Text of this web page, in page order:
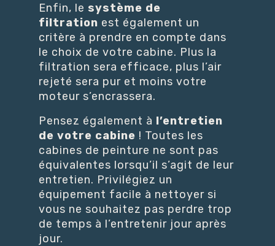
Enfin, le système de
filtration est également un
critère à prendre en compte dans
le choix de votre cabine. Plus la
filtration sera efficace, plus l’air
rejeté sera pur et moins votre
moteur s’encrassera.
Pensez également à l’entretien
de votre cabine ! Toutes les
cabines de peinture ne sont pas
équivalentes lorsqu’il s’agit de leur
entretien. Privilégiez un
équipement facile à nettoyer si
vous ne souhaitez pas perdre trop
de temps à l’entretenir jour après
jour.